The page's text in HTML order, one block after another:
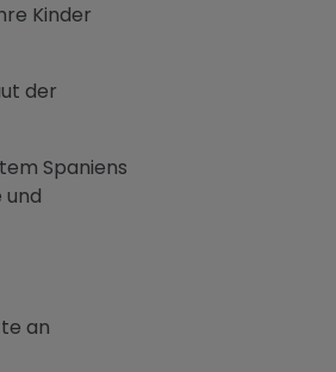
Kinder
der
Spaniens
und
an